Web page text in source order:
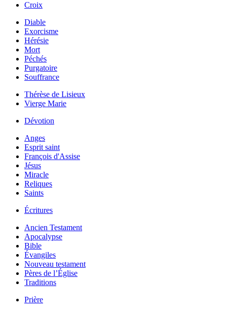
Croix
Diable
Exorcisme
Hérésie
Mort
Péchés
Purgatoire
Souffrance
Thérèse de Lisieux
Vierge Marie
Dévotion
Anges
Esprit saint
François d'Assise
Jésus
Miracle
Reliques
Saints
Écritures
Ancien Testament
Apocalypse
Bible
Évangiles
Nouveau testament
Pères de l’Église
Traditions
Prière